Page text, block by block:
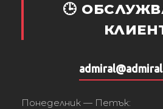
🕒
Понеделник — Петък: